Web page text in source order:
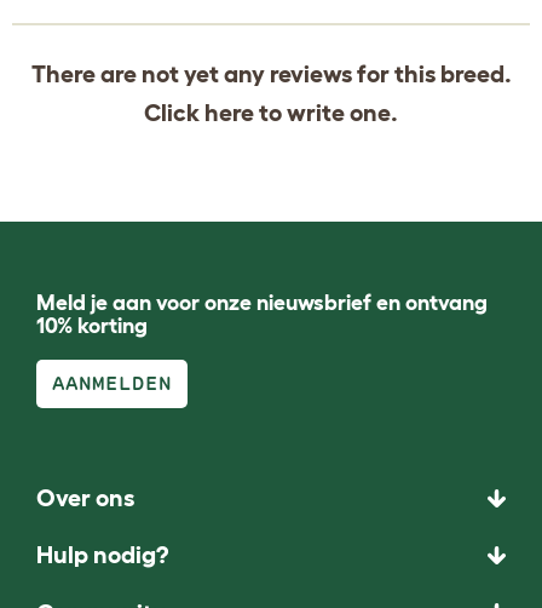
There are not yet any reviews for this breed.
Click hereto write one.
Meld je aan voor onze nieuwsbrief en ontvang
10% korting
AANMELDEN
Over ons
Hulp nodig?